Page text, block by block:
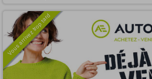
Vous arrivez trop tard